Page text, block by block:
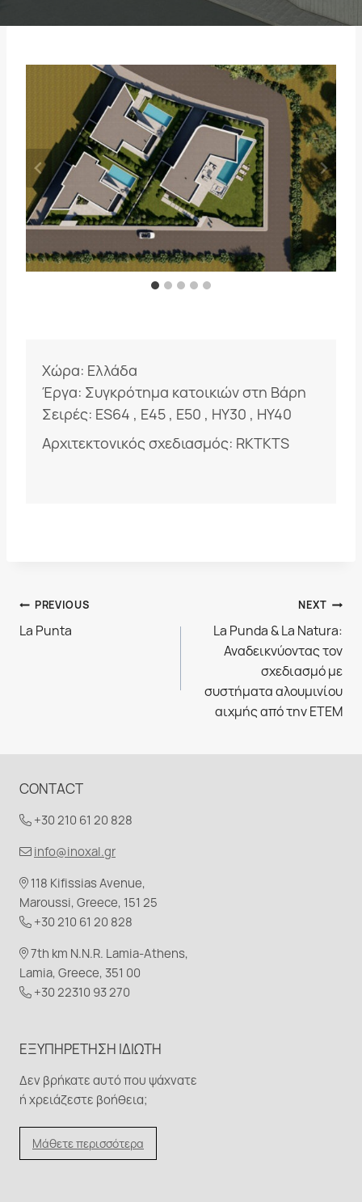
Χώρα: Ελλάδα
Έργα: Συγκρότημα κατοικιών στη Βάρη
Σειρές: ΕS64 , Ε45 , Ε50 , HY30 , HY40
Αρχιτεκτονικός σχεδιασμός: RKTKTS
Πλοήγηση
άρθρων
PREVIOUS
La Punta
NEXT
La Punda & La Natura:
Αναδεικνύοντας τον
σχεδιασμό με
συστήματα αλουμινίου
αιχμής από την ΕΤΕΜ
CONTACT
+30 210 61 20 828
info@inoxal.gr
118 Kifissias Avenue,
Maroussi, Greece, 151 25
+30 210 61 20 828
7th km N.N.R. Lamia-Athens,
Lamia, Greece, 351 00
+30 22310 93 270
ΕΞΥΠΗΡΈΤΗΣΗ ΙΔΙΏΤΗ
Δεν βρήκατε αυτό που ψάχνατε
ή χρειάζεστε βοήθεια;
Μάθετε περισσότερα